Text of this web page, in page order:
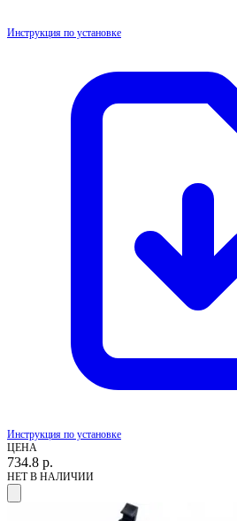
Инструкция по установке
Инструкция по установке
ЦЕНА
734.8 р.
НЕТ В НАЛИЧИИ